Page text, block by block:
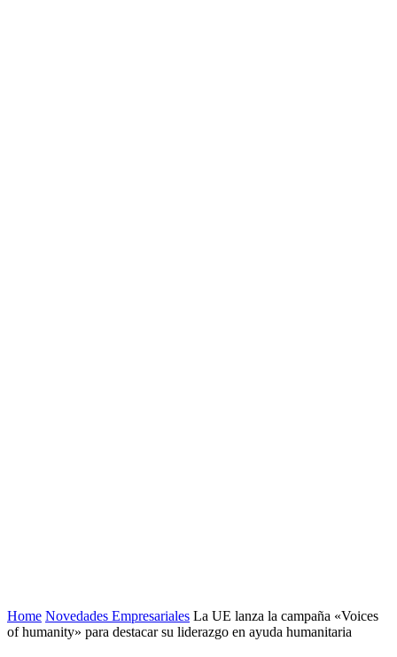
Home Novedades Empresariales La UE lanza la campaña «Voices
of humanity» para destacar su liderazgo en ayuda humanitaria